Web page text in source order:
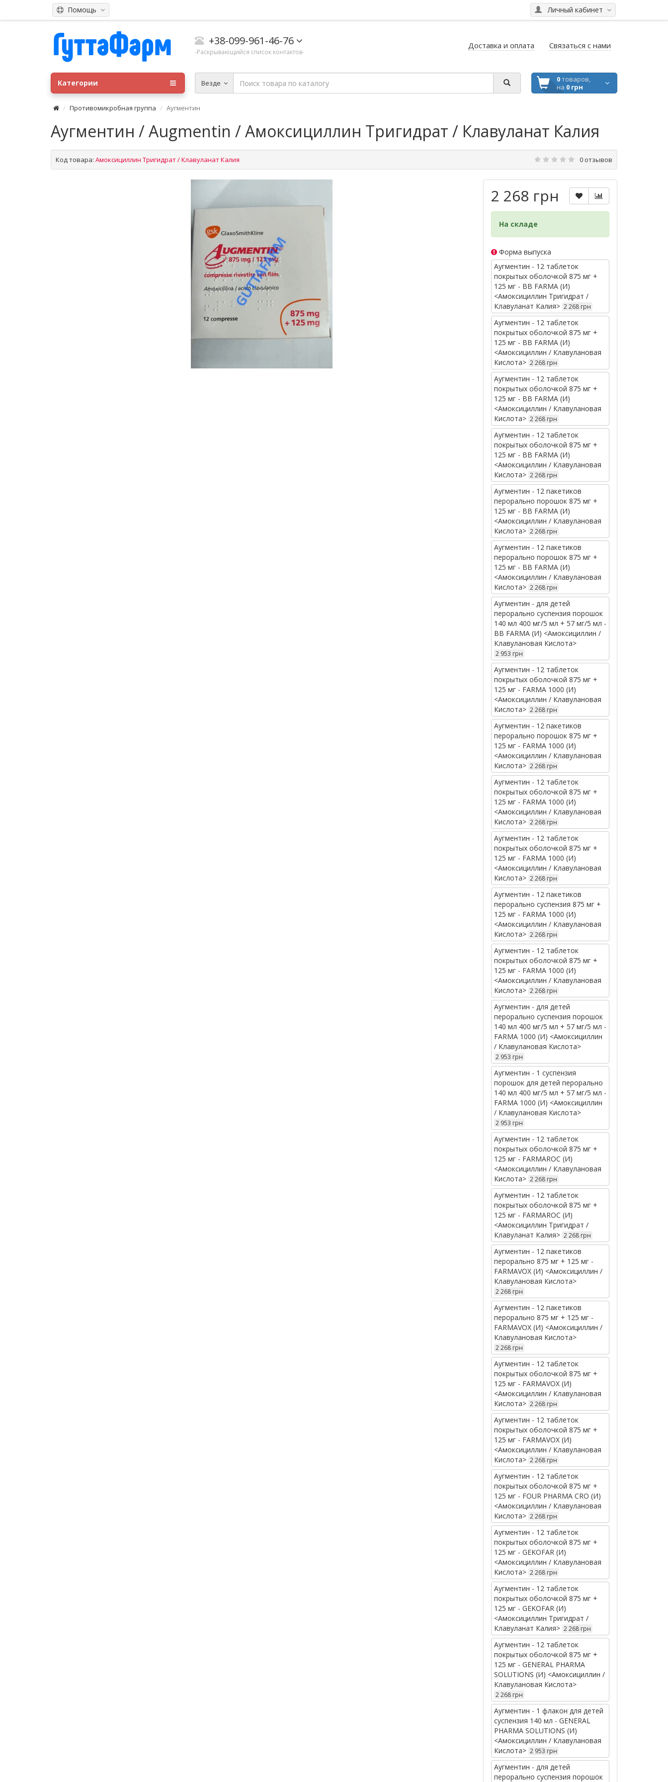
Личный кабинет
Помощь
+38-099-961-46-76
-Раскрывающийся список контактов-
Доставка и оплата Связаться с нами
Везде 0товаров,
на 0 грн
Категории
Противомикробная группа Аугментин
Аугментин / Augmentin / Амоксициллин Тригидрат / Клавуланат Калия
Код товара: Амоксициллин Тригидрат / Клавуланат Калия 0 отзывов
2 268 грн
На складе
Форма выпуска
Аугментин - 12 таблеток
покрытых оболочкой 875 мг +
125 мг - BB FARMA (И)
<Амоксициллин Тригидрат /
Клавуланат Калия> 2 268 грн
Аугментин - 12 таблеток
покрытых оболочкой 875 мг +
125 мг - BB FARMA (И)
<Амоксициллин / Клавулановая
Кислота> 2 268 грн
Аугментин - 12 таблеток
покрытых оболочкой 875 мг +
125 мг - BB FARMA (И)
<Амоксициллин / Клавулановая
Кислота> 2 268 грн
Аугментин - 12 таблеток
покрытых оболочкой 875 мг +
125 мг - BB FARMA (И)
<Амоксициллин / Клавулановая
Кислота> 2 268 грн
Аугментин - 12 пакетиков
перорально порошок 875 мг +
125 мг - BB FARMA (И)
<Амоксициллин / Клавулановая
Кислота> 2 268 грн
Аугментин - 12 пакетиков
перорально порошок 875 мг +
125 мг - BB FARMA (И)
<Амоксициллин / Клавулановая
Кислота> 2 268 грн
Аугментин - для детей
перорально суспензия порошок
140 мл 400 мг/5 мл + 57 мг/5 мл -
BB FARMA (И) <Амоксициллин /
Клавулановая Кислота>
2 953 грн
Аугментин - 12 таблеток
покрытых оболочкой 875 мг +
125 мг - FARMA 1000 (И)
<Амоксициллин / Клавулановая
Кислота> 2 268 грн
Аугментин - 12 пакетиков
перорально порошок 875 мг +
125 мг - FARMA 1000 (И)
<Амоксициллин / Клавулановая
Кислота> 2 268 грн
Аугментин - 12 таблеток
покрытых оболочкой 875 мг +
125 мг - FARMA 1000 (И)
<Амоксициллин / Клавулановая
Кислота> 2 268 грн
Аугментин - 12 таблеток
покрытых оболочкой 875 мг +
125 мг - FARMA 1000 (И)
<Амоксициллин / Клавулановая
Кислота> 2 268 грн
Аугментин - 12 пакетиков
перорально суспензия 875 мг +
125 мг - FARMA 1000 (И)
<Амоксициллин / Клавулановая
Кислота> 2 268 грн
Аугментин - 12 таблеток
покрытых оболочкой 875 мг +
125 мг - FARMA 1000 (И)
<Амоксициллин / Клавулановая
Кислота> 2 268 грн
Аугментин - для детей
перорально суспензия порошок
140 мл 400 мг/5 мл + 57 мг/5 мл -
FARMA 1000 (И) <Амоксициллин
/ Клавулановая Кислота>
2 953 грн
Аугментин - 1 суспензия
порошок для детей перорально
140 мл 400 мг/5 мл + 57 мг/5 мл -
FARMA 1000 (И) <Амоксициллин
/ Клавулановая Кислота>
2 953 грн
Аугментин - 12 таблеток
покрытых оболочкой 875 мг +
125 мг - FARMAROC (И)
<Амоксициллин / Клавулановая
Кислота> 2 268 грн
Аугментин - 12 таблеток
покрытых оболочкой 875 мг +
125 мг - FARMAROC (И)
<Амоксициллин Тригидрат /
Клавуланат Калия> 2 268 грн
Аугментин - 12 пакетиков
перорально 875 мг + 125 мг -
FARMAVOX (И) <Амоксициллин /
Клавулановая Кислота>
2 268 грн
Аугментин - 12 пакетиков
перорально 875 мг + 125 мг -
FARMAVOX (И) <Амоксициллин /
Клавулановая Кислота>
2 268 грн
Аугментин - 12 таблеток
покрытых оболочкой 875 мг +
125 мг - FARMAVOX (И)
<Амоксициллин / Клавулановая
Кислота> 2 268 грн
Аугментин - 12 таблеток
покрытых оболочкой 875 мг +
125 мг - FARMAVOX (И)
<Амоксициллин / Клавулановая
Кислота> 2 268 грн
Аугментин - 12 таблеток
покрытых оболочкой 875 мг +
125 мг - FOUR PHARMA CRO (И)
<Амоксициллин / Клавулановая
Кислота> 2 268 грн
Аугментин - 12 таблеток
покрытых оболочкой 875 мг +
125 мг - GEKOFAR (И)
<Амоксициллин / Клавулановая
Кислота> 2 268 грн
Аугментин - 12 таблеток
покрытых оболочкой 875 мг +
125 мг - GEKOFAR (И)
<Амоксициллин Тригидрат /
Клавуланат Калия> 2 268 грн
Аугментин - 12 таблеток
покрытых оболочкой 875 мг +
125 мг - GENERAL PHARMA
SOLUTIONS (И) <Амоксициллин /
Клавулановая Кислота>
2 268 грн
Аугментин - 1 флакон для детей
суспензия 140 мл - GENERAL
PHARMA SOLUTIONS (И)
<Амоксициллин / Клавулановая
Кислота> 2 953 грн
Аугментин - для детей
перорально суспензия порошок